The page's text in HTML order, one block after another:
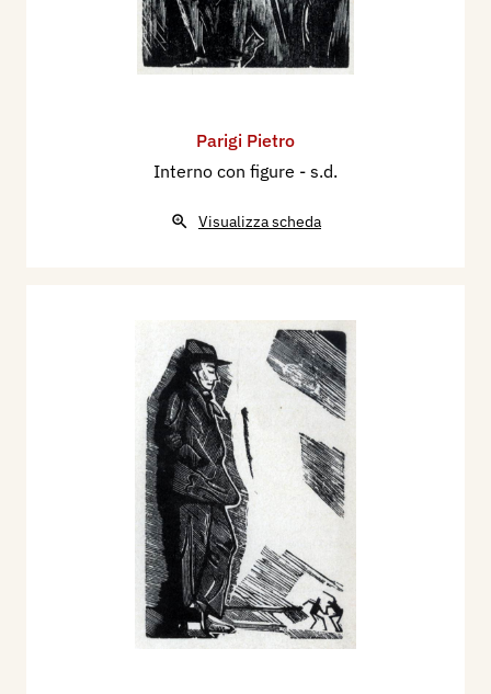
Parigi Pietro
Interno con figure - s.d.
Visualizza scheda